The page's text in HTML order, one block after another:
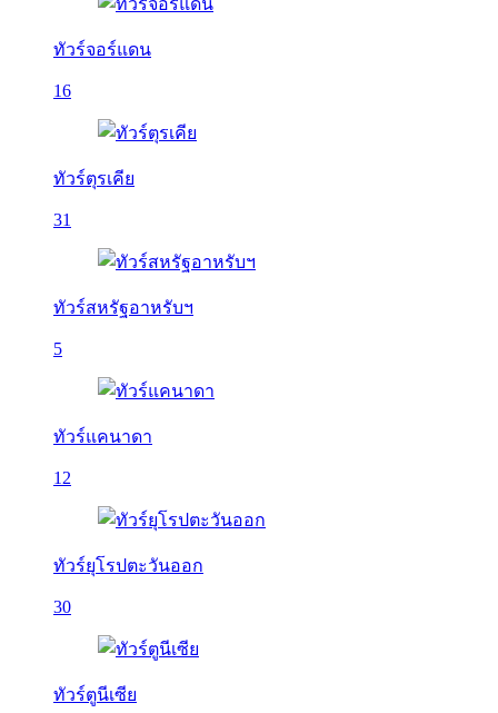
ทัวร์จอร์แดน
16
ทัวร์ตุรเคีย
31
ทัวร์สหรัฐอาหรับฯ
5
ทัวร์แคนาดา
12
ทัวร์ยุโรปตะวันออก
30
ทัวร์ตูนีเซีย